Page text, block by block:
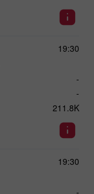
19:30
-
-
211.8K
19:30
-